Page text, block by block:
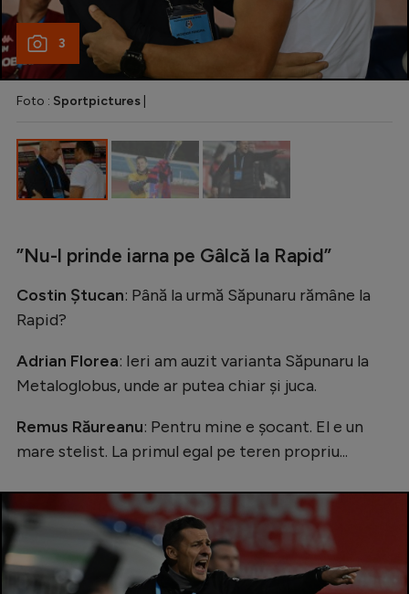
3
Foto : Sportpictures
”Nu-l prinde iarna pe Gâlcă la Rapid”
Costin Ștucan: Până la urmă Săpunaru rămâne la
Rapid?
Adrian Florea: Ieri am auzit varianta Săpunaru la
Metaloglobus, unde ar putea chiar și juca.
Remus Răureanu: Pentru mine e șocant. El e un
mare stelist. La primul egal pe teren propriu...